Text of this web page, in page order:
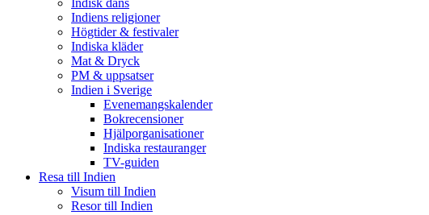
Indisk dans
Indiens religioner
Högtider & festivaler
Indiska kläder
Mat & Dryck
PM & uppsatser
Indien i Sverige
Evenemangskalender
Bokrecensioner
Hjälporganisationer
Indiska restauranger
TV-guiden
Resa till Indien
Visum till Indien
Resor till Indien